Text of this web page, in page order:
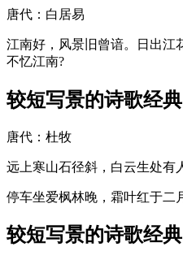
唐代：白居易
江南好，风景旧曾谙。日出江
不忆江南?
较短写景的诗歌经典
唐代：杜牧
远上寒山石径斜，白云生处有
停车坐爱枫林晚，霜叶红于二
较短写景的诗歌经典